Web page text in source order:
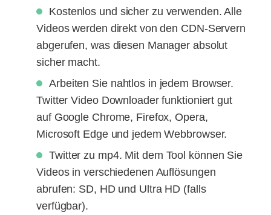
Kostenlos und sicher zu verwenden. Alle
Videos werden direkt von den CDN-Servern
abgerufen, was diesen Manager absolut
sicher macht.
Arbeiten Sie nahtlos in jedem Browser.
Twitter Video Downloader funktioniert gut
auf Google Chrome, Firefox, Opera,
Microsoft Edge und jedem Webbrowser.
Twitter zu mp4. Mit dem Tool können Sie
Videos in verschiedenen Auflösungen
abrufen: SD, HD und Ultra HD (falls
verfügbar).